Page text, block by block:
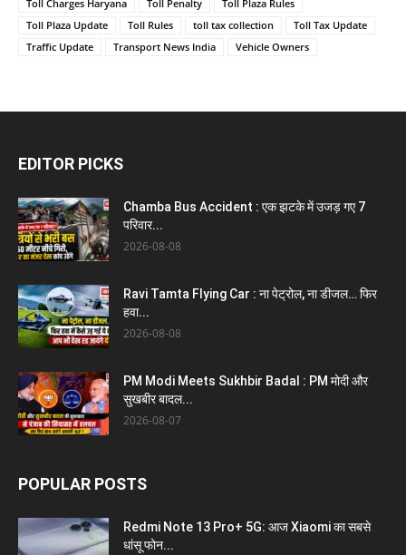
Toll Charges Haryana
Toll Penalty
Toll Plaza Rules
Toll Plaza Update
Toll Rules toll tax collection
Toll Tax Update
Traffic Update
Transport News India Vehicle Owners
EDITOR PICKS
Chamba Bus Accident : एक झटके में उजड़ गए 7
परिवार...
2026-08-08
Ravi Tamta Flying Car : ना पेट्रोल, ना डीजल… फिर
हवा...
2026-08-08
PM Modi Meets Sukhbir Badal : PM मोदी और
सुखबीर बादल...
2026-08-07
POPULAR POSTS
Redmi Note 13 Pro+ 5G: आज Xiaomi का सबसे
धांसू फोन...